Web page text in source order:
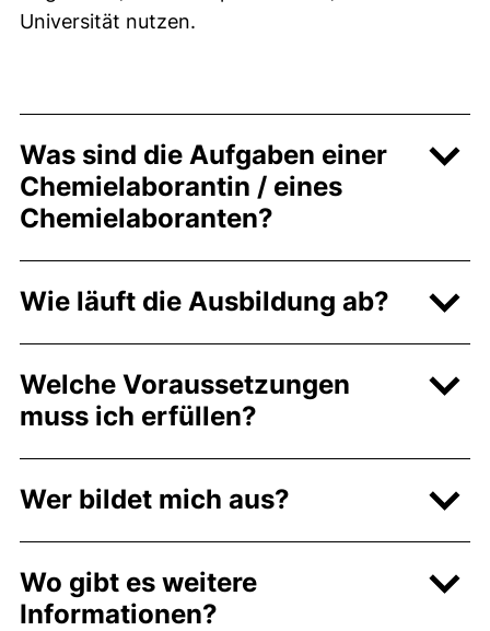
Universität nutzen.
Was sind die Aufgaben einer
Chemielaborantin / eines
Chemielaboranten?
Wie läuft die Ausbildung ab?
Welche Voraussetzungen
muss ich erfüllen?
Wer bildet mich aus?
Wo gibt es weitere
Informationen?